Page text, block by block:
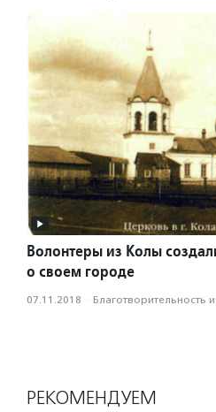
Волонтеры из Колы
о своем городе
07.11.2018 · Благотвори­тель­ность
РЕКОМЕНДУЕМ